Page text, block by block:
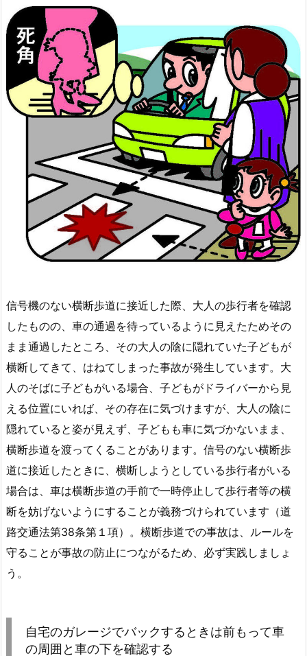
信号機のない横断歩道に接近した際、大人の歩行者を確認
したものの、車の通過を待っているように見えたためその
まま通過したところ、その大人の陰に隠れていた子どもが
横断してきて、はねてしまった事故が発生しています。大
人のそばに子どもがいる場合、子どもがドライバーから見
える位置にいれば、その存在に気づけますが、大人の陰に
隠れていると姿が見えず、子どもも車に気づかないまま、
横断歩道を渡ってくることがあります。信号のない横断歩
道に接近したときに、横断しようとしている歩行者がいる
場合は、車は横断歩道の手前で一時停止して歩行者等の横
断を妨げないようにすることが義務づけられています（道
路交通法第38条第１項）。横断歩道での事故は、ルールを
守ることが事故の防止につながるため、必ず実践しましょ
う。
自宅のガレージでバックするときは前もって車
の周囲と車の下を確認する